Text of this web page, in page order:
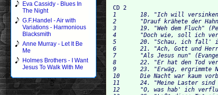
Eva Cassidy - Blues In
The Night
G.F.Handel - Air with
Variations - Harmonious
Blacksmith
Anne Murray - Let It Be
Me
Holmes Brothers - I Want
Jesus To Walk With Me
CD 2
1 	18. "Ich will versinken und vergehn" (Petrus)	0:50
2 	"Drauf krähete der Hahn" (Evangelist, Petrus)	1:23
3 	19. "Weh dem Fluch" (Petrus)	3:00
4 	"Doch wie, soll ich verzweiflend untergeht?" (Petrus)	0:35
5 	20. "Schau, ich fall' in strenger Buße" (Petrus)	3:43
6 	21. "Ach, Gott und Herr"	1:22
7 	"Als Jesus nun" (Evangelist, Caiphas, Jesus)	1:24
8 	22. "Er hat den Tod verdient"	0:10
9 	23. "Erwäg, ergrimmte Natternbrut" (Gläubige Seele, Tenore)	5:04
10 	Die Nacht war kaum vorbei (Evangelist, Tochter Zion)	1:34
11 	24. "Meine Laster sind die Stricke" (Tochter Zion)	2:45
12 	"O, was hab' ich verfluchter Mensch getan!" (Judas)	0:37